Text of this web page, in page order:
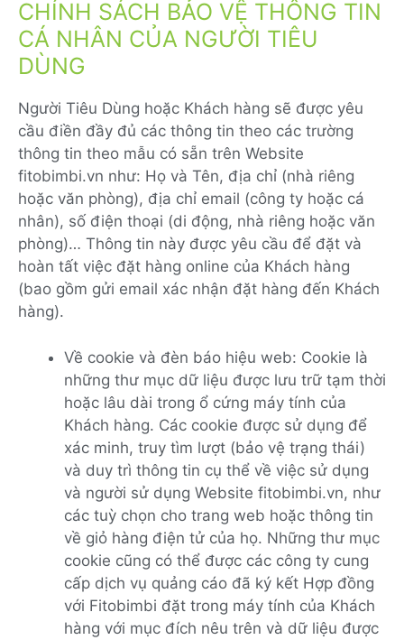
CHÍNH SÁCH BẢO VỆ THÔNG TIN
CÁ NHÂN CỦA NGƯỜI TIÊU
DÙNG
Người Tiêu Dùng hoặc Khách hàng sẽ được yêu
cầu điền đầy đủ các thông tin theo các trường
thông tin theo mẫu có sẵn trên Website
fitobimbi.vn như: Họ và Tên, địa chỉ (nhà riêng
hoặc văn phòng), địa chỉ email (công ty hoặc cá
nhân), số điện thoại (di động, nhà riêng hoặc văn
phòng)… Thông tin này được yêu cầu để đặt và
hoàn tất việc đặt hàng online của Khách hàng
(bao gồm gửi email xác nhận đặt hàng đến Khách
hàng).
Về cookie và đèn báo hiệu web: Cookie là
những thư mục dữ liệu được lưu trữ tạm thời
hoặc lâu dài trong ổ cứng máy tính của
Khách hàng. Các cookie được sử dụng để
xác minh, truy tìm lượt (bảo vệ trạng thái)
và duy trì thông tin cụ thể về việc sử dụng
và người sử dụng Website fitobimbi.vn, như
các tuỳ chọn cho trang web hoặc thông tin
về giỏ hàng điện tử của họ. Những thư mục
cookie cũng có thể được các công ty cung
cấp dịch vụ quảng cáo đã ký kết Hợp đồng
với Fitobimbi đặt trong máy tính của Khách
hàng với mục đích nêu trên và dữ liệu được